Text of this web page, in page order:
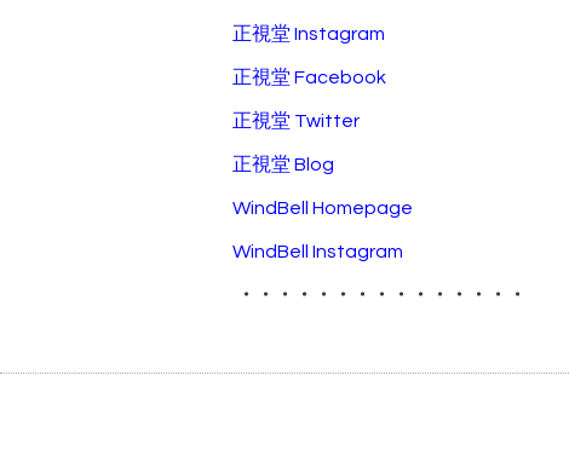
正視堂 Instagram
正視堂 Facebook
正視堂 Twitter
正視堂 Blog
WindBell Homepage
WindBell Instagram
・・・・・・・・・・・・・・・